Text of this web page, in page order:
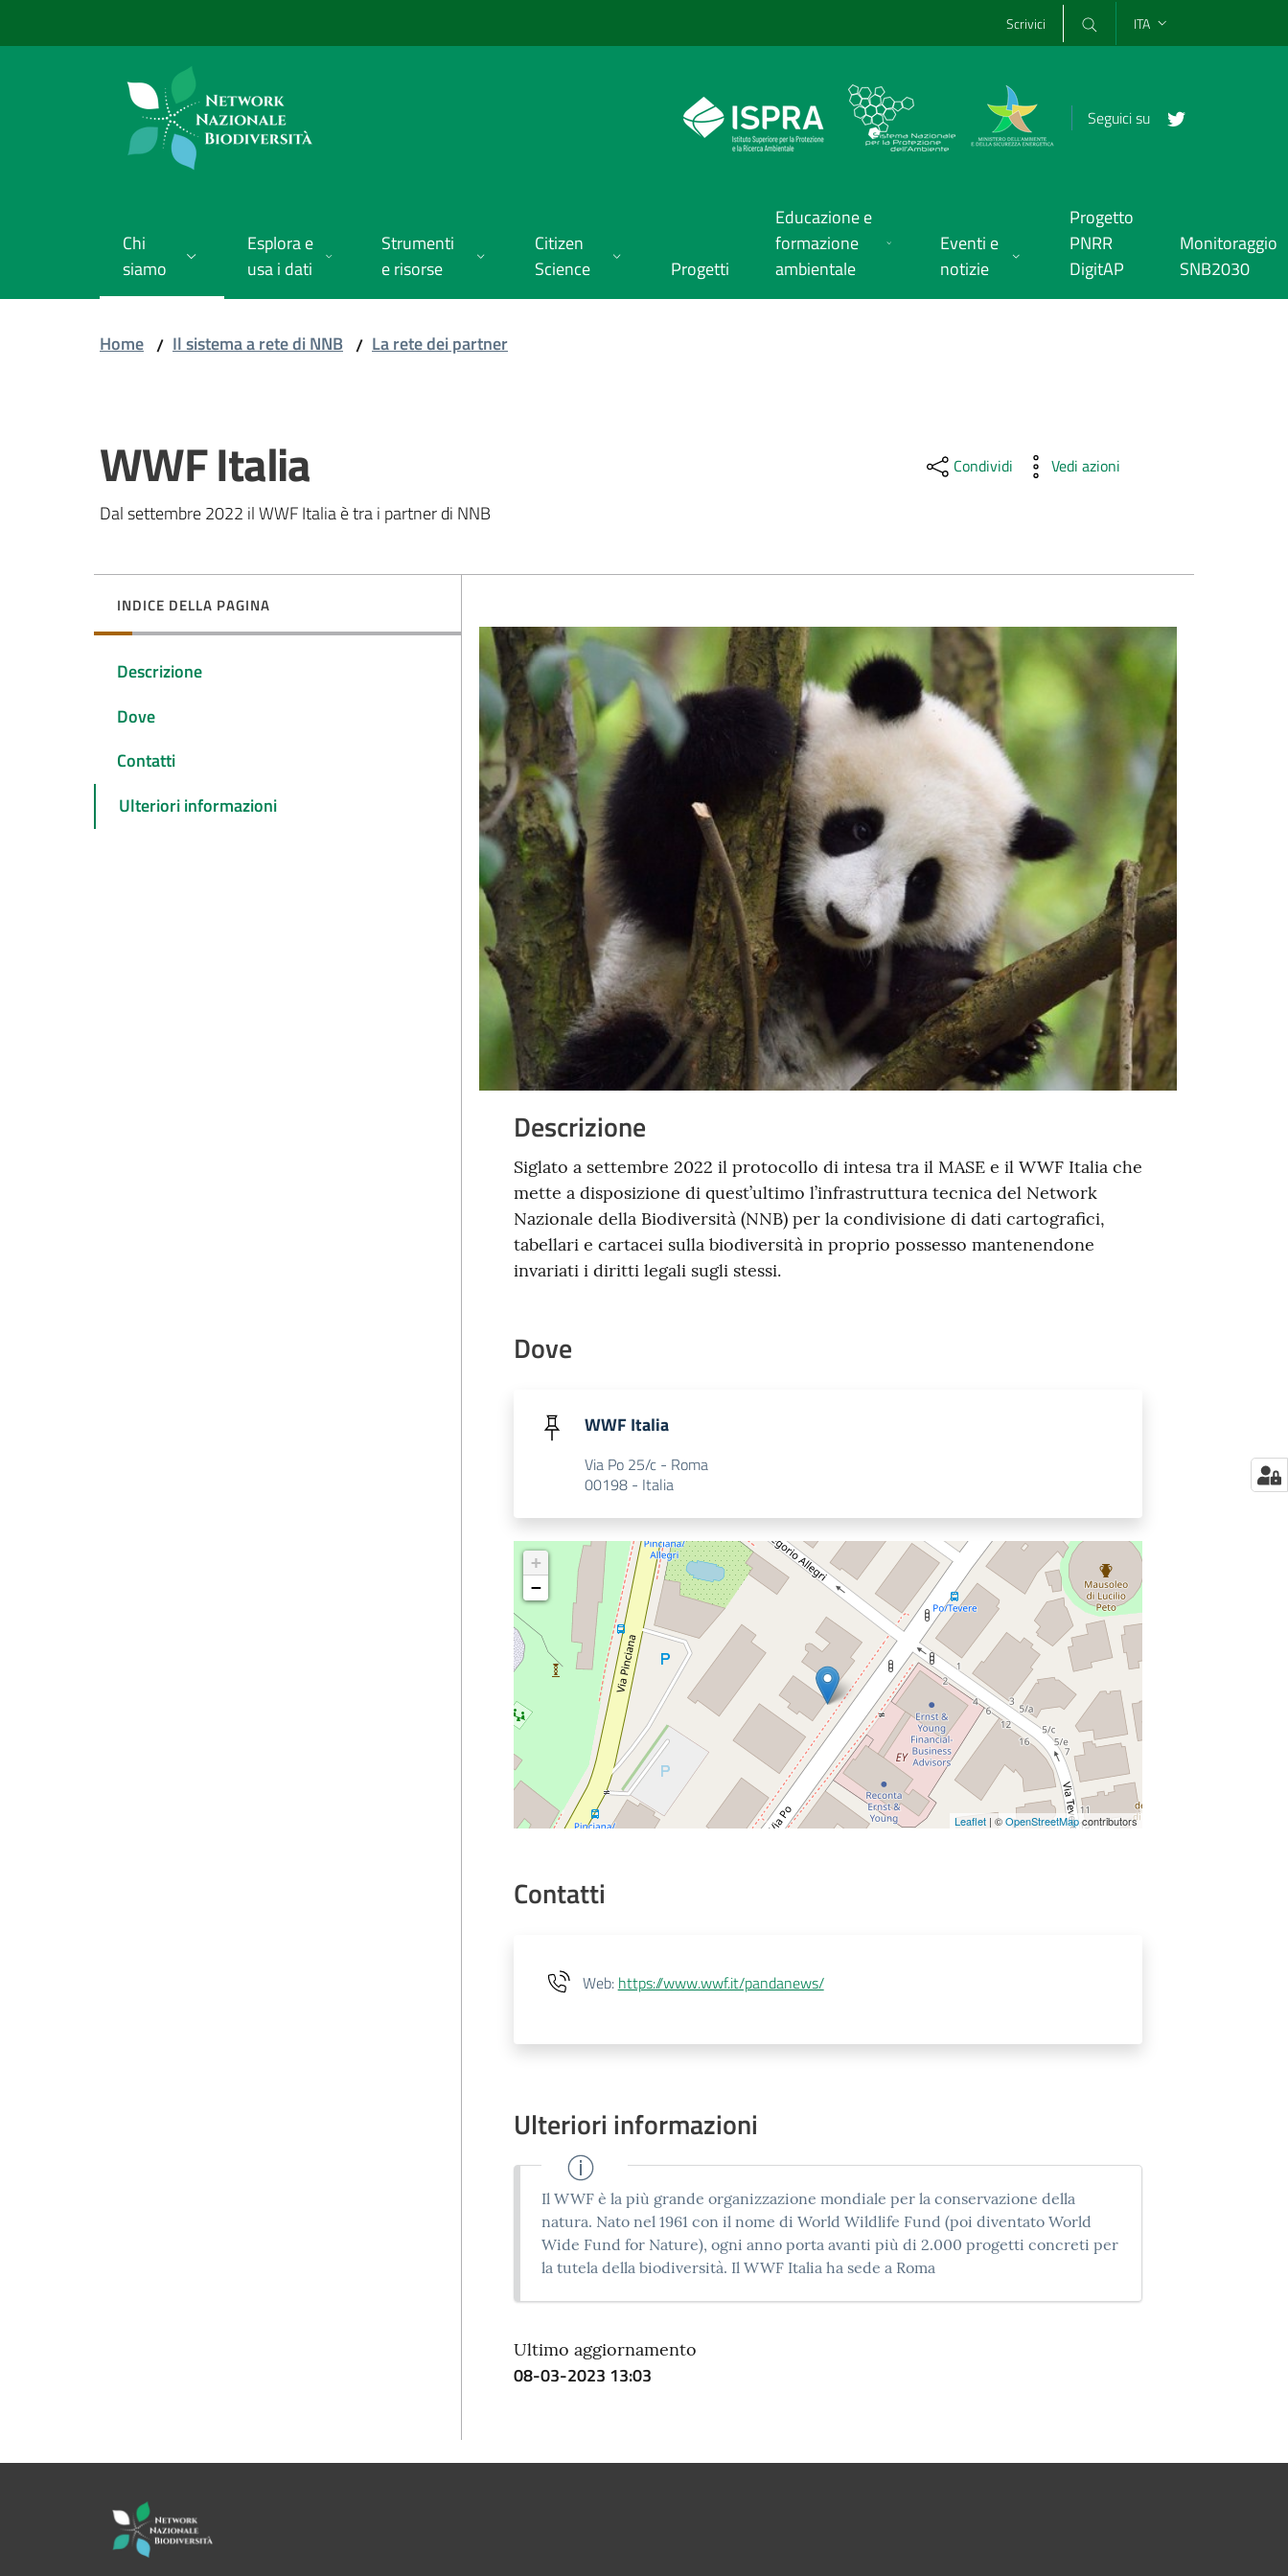
Scrivici ITA
Seguici su
Chi
siamo
Esplora e
usa i dati
Strumenti
e risorse
Citizen
Science
Progetti
Educazione e
formazione
ambientale
Eventi e
notizie
Progetto
PNRR
DigitAP
Monitoraggio
SNB2030
Home / Il sistema a rete di NNB / La rete dei partner
WWF Italia
Dal settembre 2022 il WWF Italia è tra i partner di NNB
Condividi Vedi azioni
INDICE DELLA PAGINA
Descrizione
Dove
Contatti
Ulteriori informazioni
Descrizione
Siglato a settembre 2022 il protocollo di intesa tra il MASE e il WWF Italia che
mette a disposizione di quest’ultimo l’infrastruttura tecnica del Network
Nazionale della Biodiversità (NNB) per la condivisione di dati cartografici,
tabellari e cartacei sulla biodiversità in proprio possesso mantenendone
invariati i diritti legali sugli stessi.
Dove
WWF Italia
Via Po 25/c - Roma
00198 - Italia
+
−
Leaflet| ©OpenStreetMapcontributors
Contatti
Web: https://www.wwf.it/pandanews/
Ulteriori informazioni
Il WWF è la più grande organizzazione mondiale per la conservazione della
natura. Nato nel 1961 con il nome di World Wildlife Fund (poi diventato World
Wide Fund for Nature), ogni anno porta avanti più di 2.000 progetti concreti per
la tutela della biodiversità. Il WWF Italia ha sede a Roma
Ultimo aggiornamento
08-03-2023 13:03